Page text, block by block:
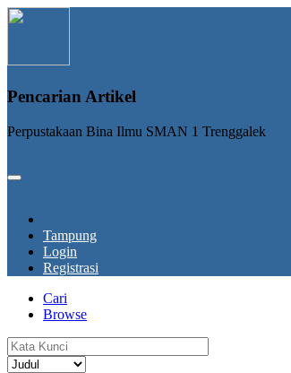
Pencarian Artikel
Perpustakaan Bina Ilmu SMAN 1 Trenggalek
Tampung
Login
Registrasi
Cari
Browse